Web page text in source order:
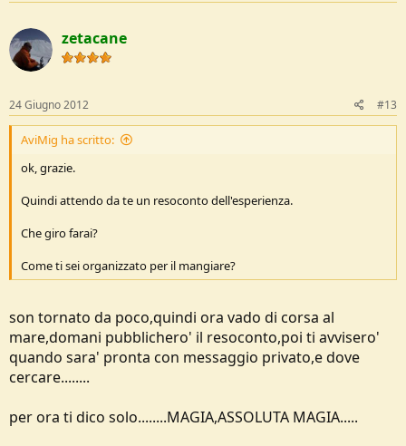
zetacane
24 Giugno 2012 #13
AviMig ha scritto:
ok, grazie.
Quindi attendo da te un resoconto dell'esperienza.
Che giro farai?
Come ti sei organizzato per il mangiare?
son tornato da poco,quindi ora vado di corsa al
mare,domani pubblichero' il resoconto,poi ti avvisero'
quando sara' pronta con messaggio privato,e dove
cercare........
per ora ti dico solo........MAGIA,ASSOLUTA MAGIA.....